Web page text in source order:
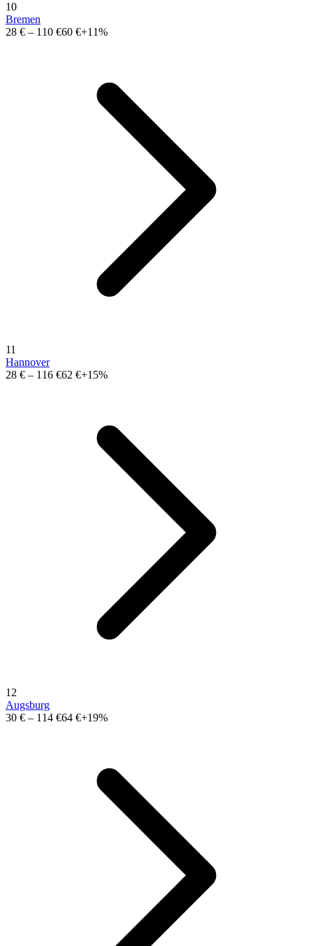
10
Bremen
28 € – 110 €60 €+11%
11
Hannover
28 € – 116 €62 €+15%
12
Augsburg
30 € – 114 €64 €+19%